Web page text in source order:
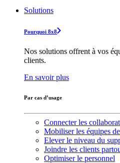
Solutions
Pourquoi 8x8
Nos solutions offrent à vos
clients.
En savoir plus
Par cas d’usage
Connecter les
Mobiliser les équipes
Elever le niveau du
Joindre les clients
Optimiser le personnel